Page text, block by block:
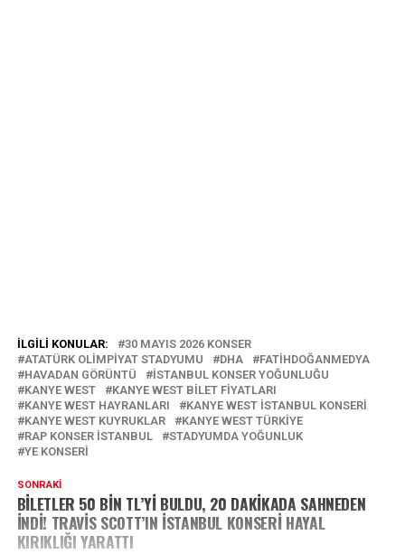
İLGILI KONULAR:
30 MAYIS 2026 KONSER
ATATÜRK OLIMPIYAT STADYUMU
DHA
FATIHDOĞANMEDYA
HAVADAN GÖRÜNTÜ
İSTANBUL KONSER YOĞUNLUĞU
KANYE WEST
KANYE WEST BILET FIYATLARI
KANYE WEST HAYRANLARI
KANYE WEST İSTANBUL KONSERI
KANYE WEST KUYRUKLAR
KANYE WEST TÜRKIYE
RAP KONSER İSTANBUL
STADYUMDA YOĞUNLUK
YE KONSERI
SONRAKI
BİLETLER 50 BİN TL’Yİ BULDU, 20 DAKİKADA SAHNEDEN
İNDİ! TRAVİS SCOTT’IN İSTANBUL KONSERİ HAYAL
KIRIKLIĞI YARATTI